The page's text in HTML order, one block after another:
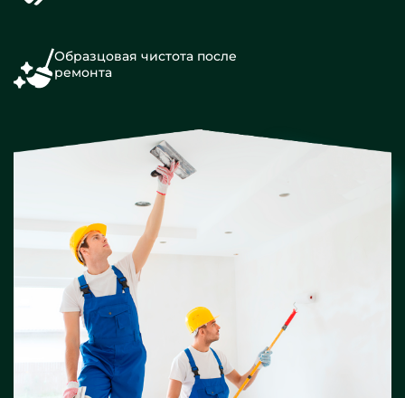
Образцовая чистота после
ремонта